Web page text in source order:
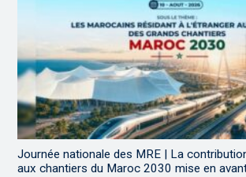
Journée nationale des MRE | La
aux chantiers du Maroc 2030 mise en